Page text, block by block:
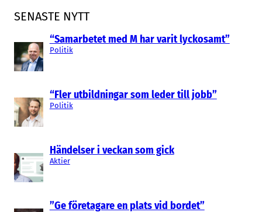
SENASTE NYTT
“Samarbetet med M har varit lyckosamt”
Politik
“Fler utbildningar som leder till jobb”
Politik
Händelser i veckan som gick
Aktier
”Ge företagare en plats vid bordet”